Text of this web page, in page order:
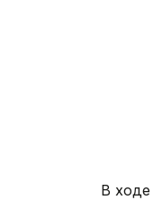
В